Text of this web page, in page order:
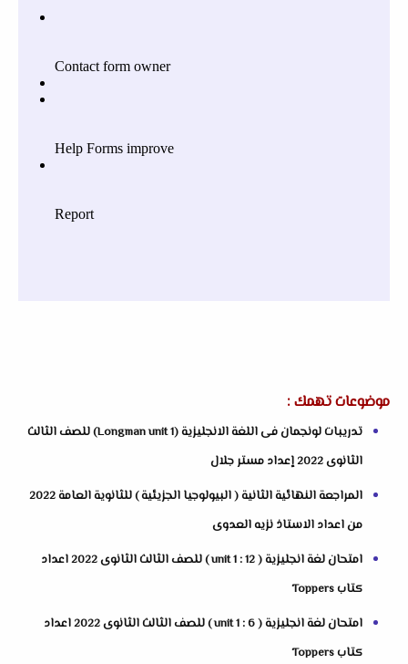
موضوعات تهمك :
تدريبات لونجمان فى اللغة الانجليزية (Longman unit 1) للصف الثالث
الثانوى 2022 إعداد مستر جلال
المراجعة النهائية الثانية ( البيولوجيا الجزيئية ) للثانوية العامة 2022
من اعداد الاستاذ نزيه العدوى
امتحان لغة انجليزية ( unit 1 : 12 ) للصف الثالث الثانوى 2022 اعداد
كتاب Toppers
امتحان لغة انجليزية ( unit 1 : 6 ) للصف الثالث الثانوى 2022 اعداد
كتاب Toppers